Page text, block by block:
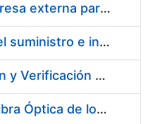
Servicios de una empresa externa para el asesoramiento y resolución de los recursos de alzada que se presentan relacionados con procesos de selección para la FNMT-RCM
Acuerdo marco para el suministro e instalación de persianas, estores y otros complementos
Servicio de Calibración y Verificación Externa de los Equipos de Medición del Servicio de Prevención de la FNMT-RCM
Conexión mediante Fibra Óptica de los Centros de Proceso de Datos (CPDs) de las sedes de la FNMT-RCM de Burgos y Madrid